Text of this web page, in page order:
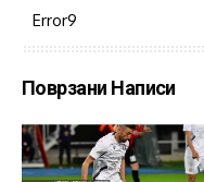
Error9
Поврзани Написи